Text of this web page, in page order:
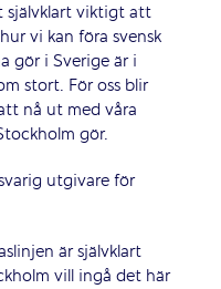
självklart viktigt att
vi kan föra svensk
gör i Sverige är i
stort. För oss blir
nå ut med våra
gör.
utgivare för
är självklart
vill ingå det här